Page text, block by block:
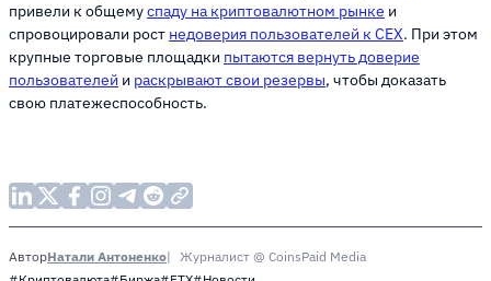
привели к общемуспаду на криптовалютном рынке и
спровоцировали рост недоверия пользователей к CEX. При этом
крупные торговые площадки пытаются вернуть доверие
пользователей и раскрывают свои резервы, чтобы доказать
свою платежеспособность.
АвторНатали Антоненко
Журналист @ CoinsPaid Media